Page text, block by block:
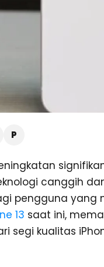
canggih
pengguna yang
13 saat ini,
segi kualitas